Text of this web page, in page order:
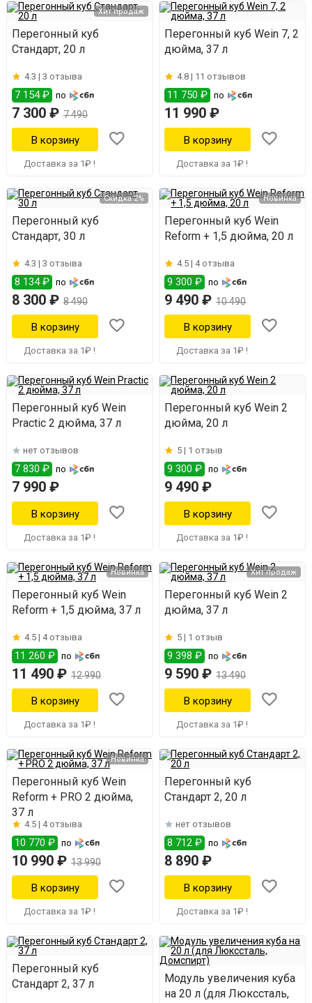
Хит продаж
Перегонный куб
Стандарт, 20 л
4.3 | 3 отзыва
7 154 ₽ по
7 300 ₽ 7 490
Доставка за 1₽ !
Перегонный куб Wein 7, 2
дюйма, 37 л
4.8 | 11 отзывов
11 750 ₽ по
11 990 ₽
Доставка за 1₽ !
Скидка 2%
Перегонный куб
Стандарт, 30 л
4.3 | 3 отзыва
8 134 ₽ по
8 300 ₽ 8 490
Доставка за 1₽ !
Новинка
Перегонный куб Wein
Reform + 1,5 дюйма, 20 л
4.5 | 4 отзыва
9 300 ₽ по
9 490 ₽ 10 490
Доставка за 1₽ !
Перегонный куб Wein
Practic 2 дюйма, 37 л
нет отзывов
7 830 ₽ по
7 990 ₽
Доставка за 1₽ !
Перегонный куб Wein 2
дюйма, 20 л
5 | 1 отзыв
9 300 ₽ по
9 490 ₽
Доставка за 1₽ !
Новинка
Перегонный куб Wein
Reform + 1,5 дюйма, 37 л
4.5 | 4 отзыва
11 260 ₽ по
11 490 ₽ 12 990
Доставка за 1₽ !
Хит продаж
Перегонный куб Wein 2
дюйма, 37 л
5 | 1 отзыв
9 398 ₽ по
9 590 ₽ 13 490
Доставка за 1₽ !
Новинка
Перегонный куб Wein
Reform + PRO 2 дюйма,
37 л
4.5 | 4 отзыва
10 770 ₽ по
10 990 ₽ 13 990
Доставка за 1₽ !
Перегонный куб
Стандарт 2, 20 л
нет отзывов
8 712 ₽ по
8 890 ₽
Доставка за 1₽ !
Перегонный куб
Стандарт 2, 37 л
Модуль увеличения куба
на 20 л (для Люкссталь,